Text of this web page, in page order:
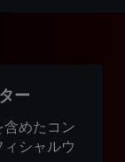
ー
含めたコン
シャルウ